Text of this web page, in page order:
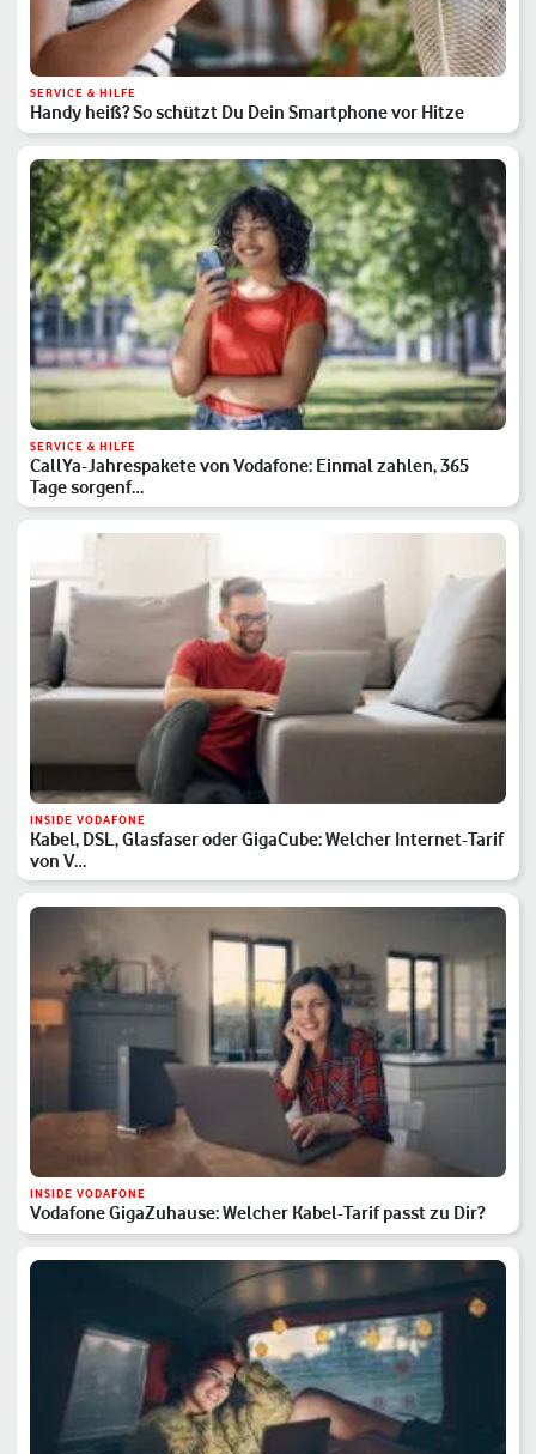
SERVICE & HILFE
Handy heiß? So schützt Du Dein Smartphone vor Hitze
SERVICE & HILFE
CallYa-Jahrespakete von Vodafone: Einmal zahlen, 365
Tage sorgenf…
INSIDE VODAFONE
Kabel, DSL, Glasfaser oder GigaCube: Welcher Internet-Tarif
von V…
INSIDE VODAFONE
Vodafone GigaZuhause: Welcher Kabel-Tarif passt zu Dir?